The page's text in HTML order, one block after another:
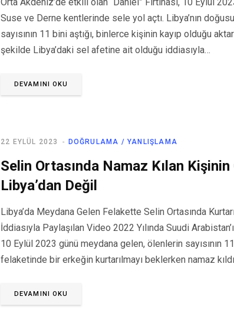
Suse ve Derne kentlerinde sele yol açtı. Libya’nın
sayısının 11 bini aştığı, binlerce kişinin kayıp olduğu
şekilde Libya’daki sel afetine ait olduğu iddiasıyla…
DEVAMINI OKU
DOĞRULAMA / YANLIŞLAMA
22 EYLÜL 2023
Selin Ortasında Namaz Kılan
Libya’dan Değil
Libya’da Meydana Gelen Felakette Selin Ortasında
İddiasıyla Paylaşılan Video 2022 Yılında Suudi
10 Eylül 2023 günü meydana gelen, ölenlerin sayısının
felaketinde bir erkeğin kurtarılmayı beklerken namaz
DEVAMINI OKU